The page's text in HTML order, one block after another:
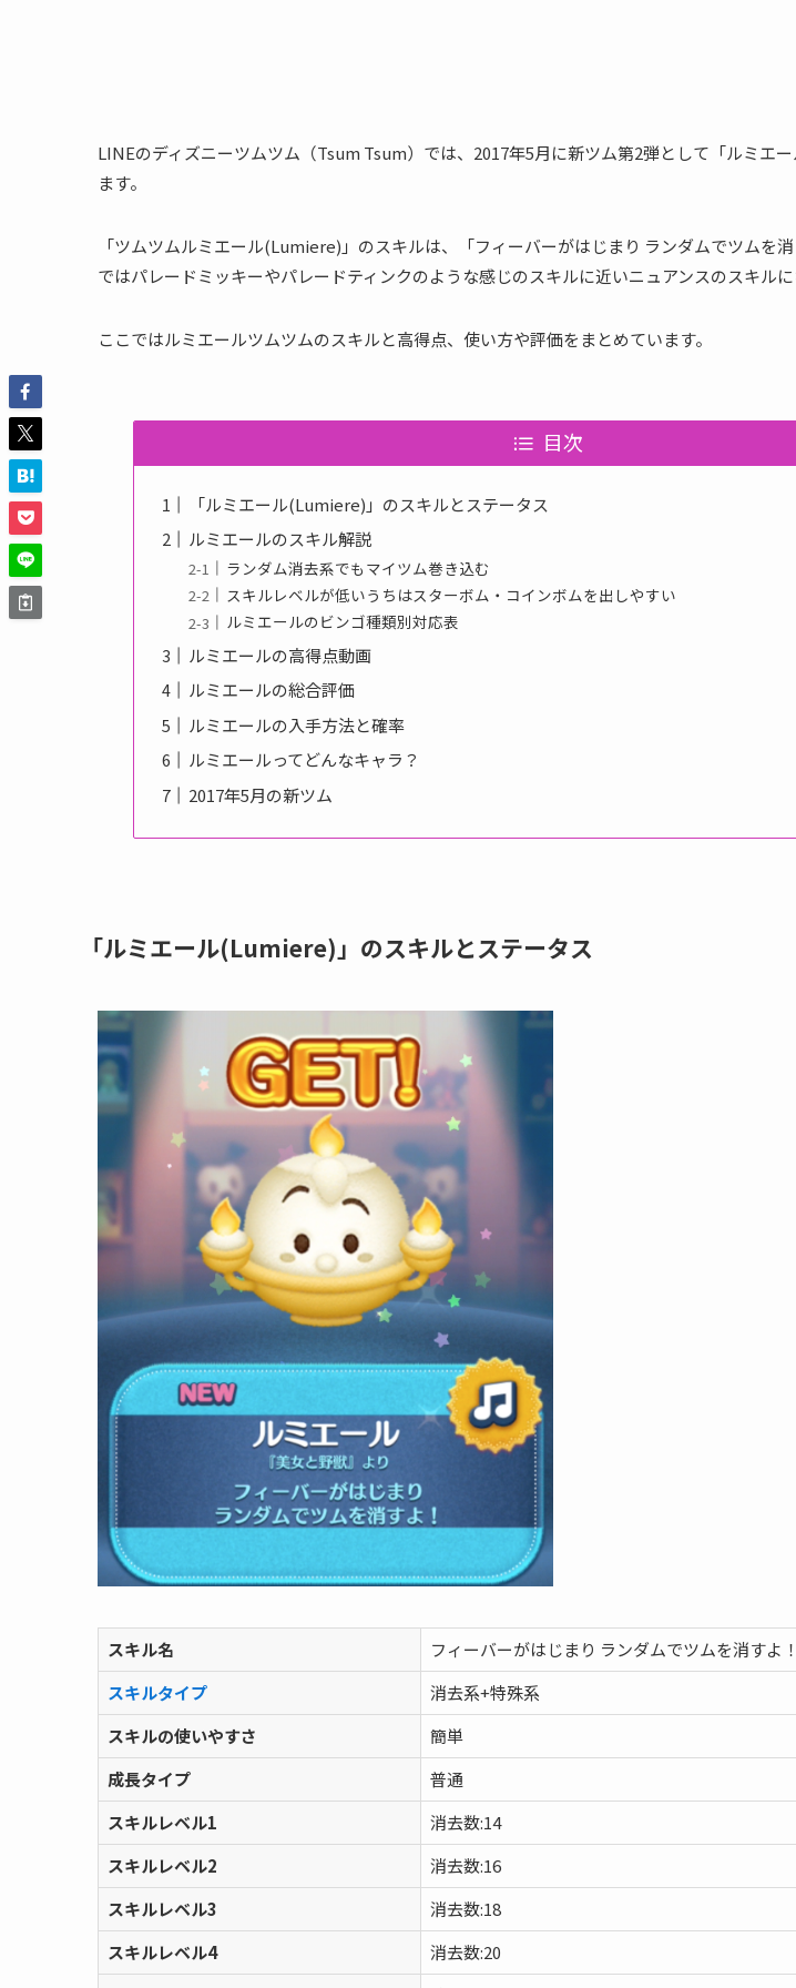
LINEのディズニーツムツム（Tsum Tsum）では、2017年5月に新ツム第2弾として「ルミエ
ます。
「ツムツムルミエール(Lumiere)」のスキルは、「フィーバーがはじまり ランダムでツムを
ではパレードミッキーやパレードティンクのような感じのスキルに近いニュアンスのスキルに
ここではルミエールツムツムのスキルと高得点、使い方や評価をまとめています。
目次
「ルミエール(Lumiere)」のスキルとステータス
ルミエールのスキル解説
ランダム消去系でもマイツム巻き込む
スキルレベルが低いうちはスターボム・コインボムを出しやすい
ルミエールのビンゴ種類別対応表
ルミエールの高得点動画
ルミエールの総合評価
ルミエールの入手方法と確率
ルミエールってどんなキャラ？
2017年5月の新ツム
「ルミエール(Lumiere)」のスキルとステータス
スキル名
フィーバーがはじまり ランダムでツムを消すよ！
スキルタイプ
消去系+特殊系
スキルの使いやすさ
簡単
成長タイプ
普通
スキルレベル1
消去数:14
スキルレベル2
消去数:16
スキルレベル3
消去数:18
スキルレベル4
消去数:20